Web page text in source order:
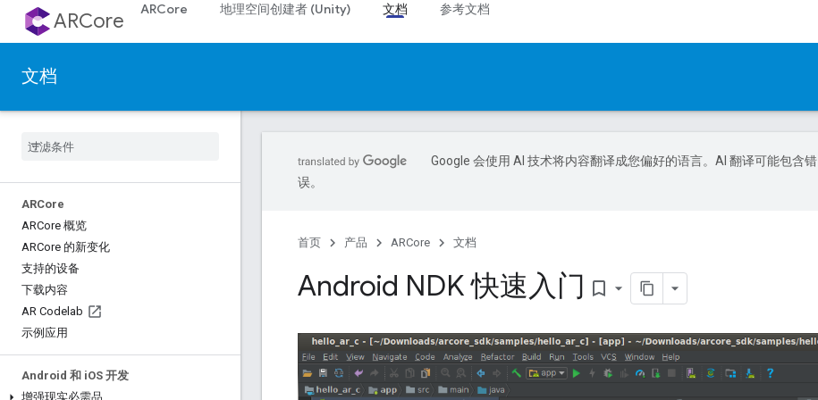
ARCore ARCore 地理空间创建者 (Unity) 文档 参考文档
文档
ARCore
ARCore 概览
ARCore 的新变化
支持的设备
下载内容
AR Codelab
示例应用
Android 和 iOS 开发
增强现实必需品
Google 会使用 AI 技术将内容翻译成您偏好的语言。AI 翻译可能包含错
误。
首页 产品 ARCore 文档
Android NDK 快速入门 bookmark_border